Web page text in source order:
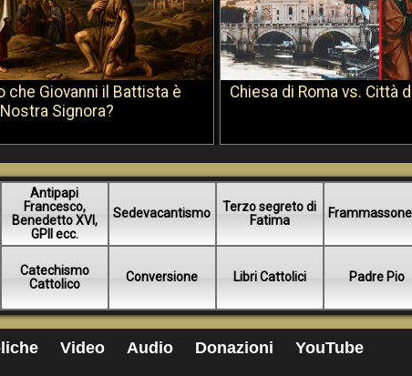
che Giovanni il Battista è
Signora?
Chiesa di Roma vs. Città
Antipapi
Francesco,
Benedetto XVI,
GPII ecc.
Sedevacantismo
Terzo segreto di
Fatima
Catechismo
Cattolico
Conversione Libri Cattolici Padre Pio
Video Audio Donazioni YouTube